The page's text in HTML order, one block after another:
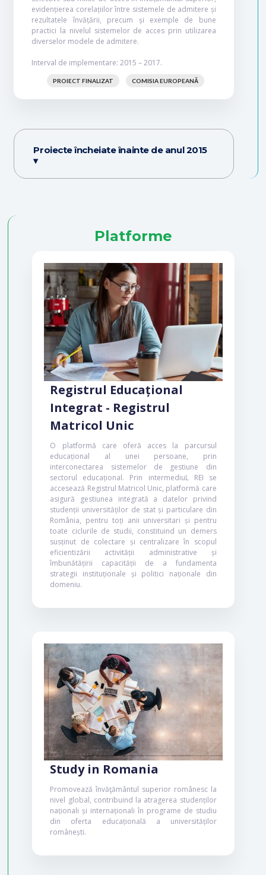
evidențierea corelațiilor între sistemele de admitere și
rezultatele învățării, precum și exemple de bune
practici la nivelul sistemelor de acces prin utilizarea
diverselor modele de admitere.
Interval de implementare: 2015 – 2017.
PROIECT FINALIZAT COMISIA EUROPEANĂ
Proiecte încheiate înainte de anul 2015
▾
Internaționalizare,
echitate și
management
universitar pentru un
învățământ superior
de calitate
Proiectul își propune să crească calitatea
în sistemul de învățământ superior, în
contextul implementării Procesului
Bologna, prin îmbunătățirea abordării
strategice a universităților din România la
nivel local, național și internațional.
Interval de implementare: 2014 – 2015.
PROIECT FINALIZAT POSDRU
Politici bazate pe
evidențe și impactul
asupra pieței forței de
muncă (INFO-HE)
Prin acest proiect, se implementează
integral Registrul Matricol al Universităților
din România (RMUR) pentru toți studenții
înscriși în învățământul superior, ceea ce
va duce la construcția unei imagini reale a
capitalului uman din învățământul
superior. În paralel, este elaborat Registrul
Educațional Integrat (REI), printr-o soluție
de tip cloud-computing, care va furniza
volumul necesar de informații pentru
Platforme
Registrul Educațional
Integrat - Registrul
Matricol Unic
O platformă care oferă acces la parcursul
educațional al unei persoane, prin
interconectarea sistemelor de gestiune din
sectorul educațional. Prin intermediuL REI se
accesează Registrul Matricol Unic, platformă care
asigură gestiunea integrată a datelor privind
studenții universităților de stat și particulare din
România, pentru toți anii universitari și pentru
toate ciclurile de studii, constituind un demers
susținut de colectare și centralizare în scopul
eficientizării activității administrative și
îmbunătățirii capacității de a fundamenta
strategii instituționale și politici naționale din
domeniu.
Study in Romania
Promovează învăţământul superior românesc la
nivel global, contribuind la atragerea studenților
naționali și internaționali în programe de studiu
din oferta educațională a universităților
românești.